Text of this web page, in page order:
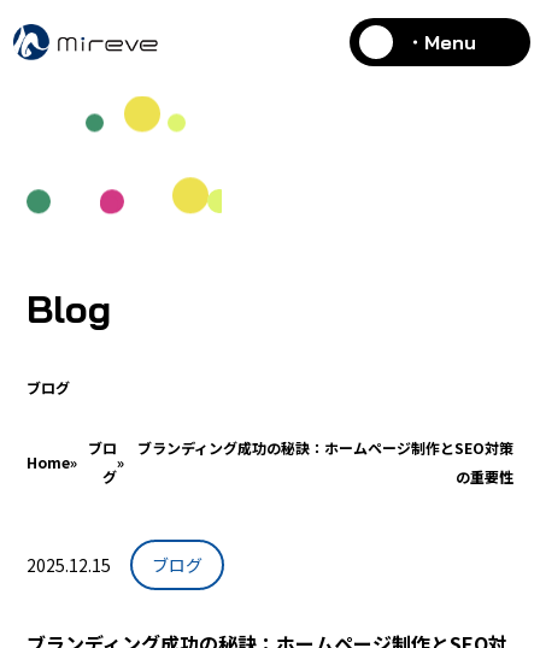
・Menu
Blog
ブログ
Home»
ブロ
グ
»
ブランディング成功の秘訣：ホームページ制作とSEO対策
の重要性
2025.12.15 ブログ